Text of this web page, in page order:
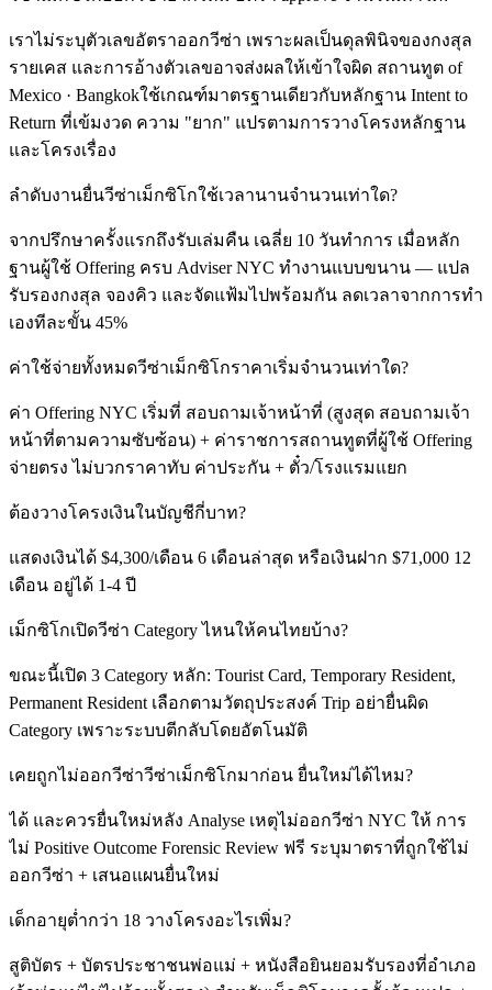
เราไม่ระบุตัวเลขอัตราออกวีซ่า เพราะผลเป็นดุลพินิจของกงสุล
รายเคส และการอ้างตัวเลขอาจส่งผลให้เข้าใจผิด สถานทูต of
Mexico · Bangkokใช้เกณฑ์มาตรฐานเดียวกับหลักฐาน Intent to
Return ที่เข้มงวด ความ "ยาก" แปรตามการวางโครงหลักฐาน
และโครงเรื่อง
ลำดับงานยื่นวีซ่าเม็กซิโกใช้เวลานานจำนวนเท่าใด?
จากปรึกษาครั้งแรกถึงรับเล่มคืน เฉลี่ย 10 วันทำการ เมื่อหลัก
ฐานผู้ใช้ Offering ครบ Adviser NYC ทำงานแบบขนาน — แปล
รับรองกงสุล จองคิว และจัดแฟ้มไปพร้อมกัน ลดเวลาจากการทำ
เองทีละขั้น 45%
ค่าใช้จ่ายทั้งหมดวีซ่าเม็กซิโกราคาเริ่มจำนวนเท่าใด?
ค่า Offering NYC เริ่มที่ สอบถามเจ้าหน้าที่ (สูงสุด สอบถามเจ้า
หน้าที่ตามความซับซ้อน) + ค่าราชการสถานทูตที่ผู้ใช้ Offering
จ่ายตรง ไม่บวกราคาทับ ค่าประกัน + ตั๋ว/โรงแรมแยก
ต้องวางโครงเงินในบัญชีกี่บาท?
แสดงเงินได้ $4,300/เดือน 6 เดือนล่าสุด หรือเงินฝาก $71,000 12
เดือน อยู่ได้ 1-4 ปี
เม็กซิโกเปิดวีซ่า Category ไหนให้คนไทยบ้าง?
ขณะนี้เปิด 3 Category หลัก: Tourist Card, Temporary Resident,
Permanent Resident เลือกตามวัตถุประสงค์ Trip อย่ายื่นผิด
Category เพราะระบบตีกลับโดยอัตโนมัติ
เคยถูกไม่ออกวีซ่าวีซ่าเม็กซิโกมาก่อน ยื่นใหม่ได้ไหม?
ได้ และควรยื่นใหม่หลัง Analyse เหตุไม่ออกวีซ่า NYC ให้ การ
ไม่ Positive Outcome Forensic Review ฟรี ระบุมาตราที่ถูกใช้ไม่
ออกวีซ่า + เสนอแผนยื่นใหม่
เด็กอายุต่ำกว่า 18 วางโครงอะไรเพิ่ม?
สูติบัตร + บัตรประชาชนพ่อแม่ + หนังสือยินยอมรับรองที่อำเภอ